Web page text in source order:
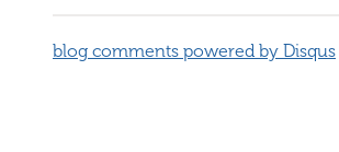
blog comments powered by Disqus